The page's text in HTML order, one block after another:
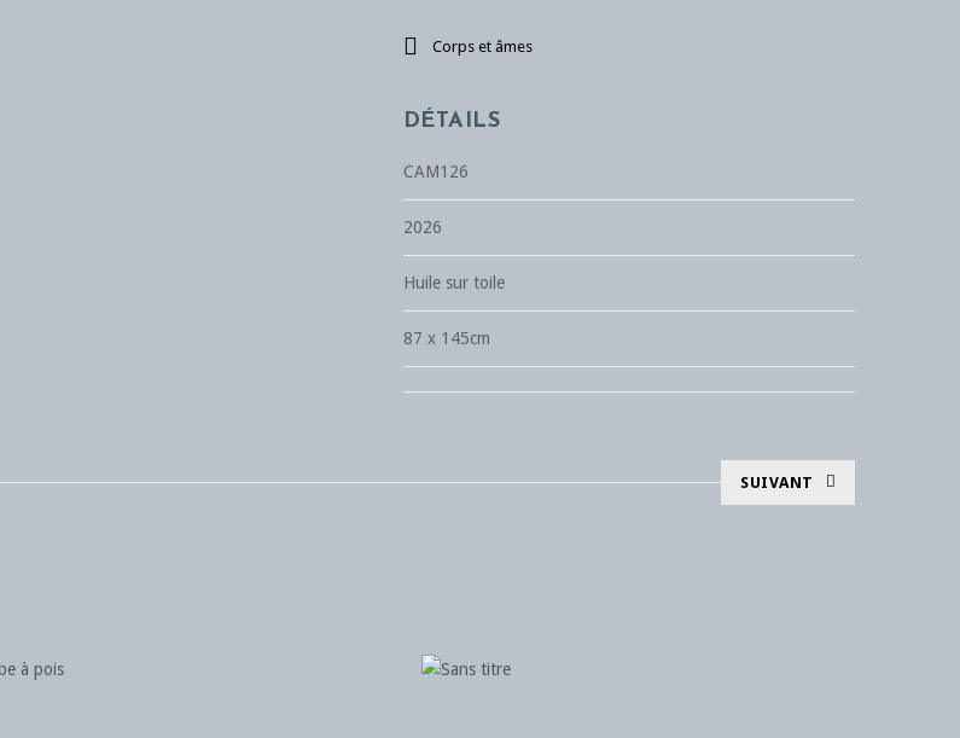
Corps et âmes
DÉTAILS
CAM126
2026
Huile sur toile
87 x 145cm
SUIVANT